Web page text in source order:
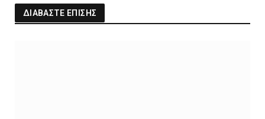
ΔΙΑΒΑΣΤΕ ΕΠΙΣΗΣ